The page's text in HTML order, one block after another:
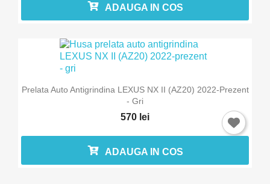
ADAUGA IN COS
Prelata Auto Antigrindina LEXUS NX II (AZ20) 2022-Prezent
- Gri
570 lei
ADAUGA IN COS